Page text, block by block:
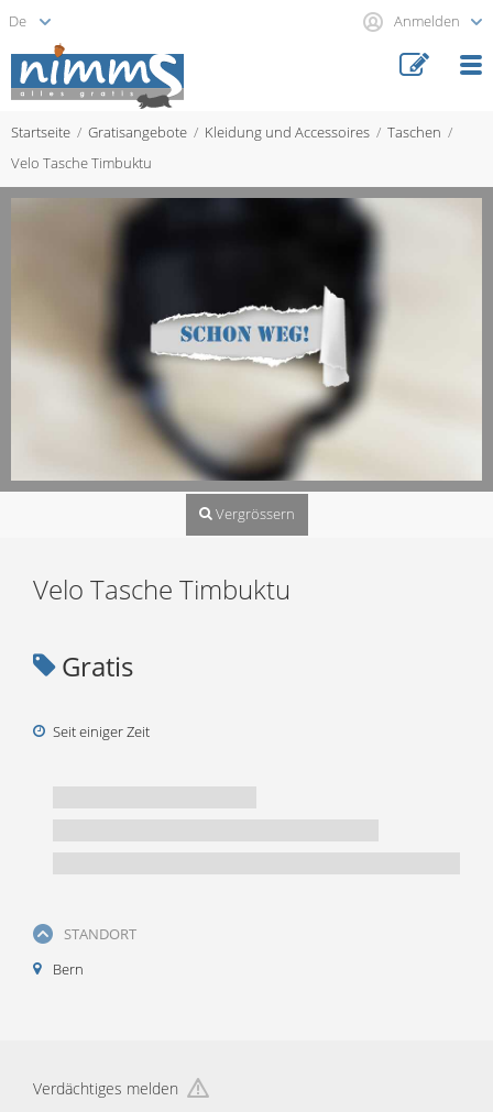
Anmelden
Startseite Gratisangebote Kleidung und Accessoires
Taschen
Velo Tasche Timbuktu
Vergrössern
Velo Tasche Timbuktu
Gratis
Seit einiger Zeit
STANDORT
Bern
Verdächtiges melden